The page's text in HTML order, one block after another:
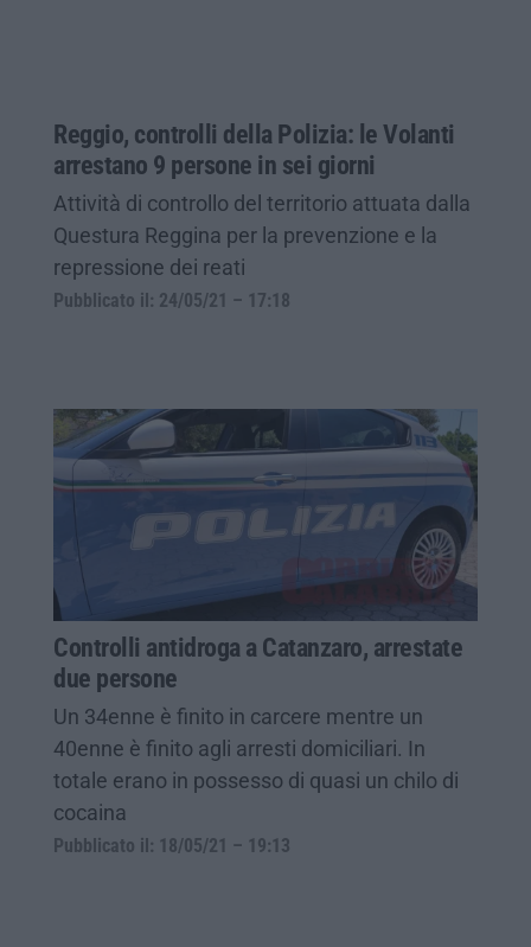
Reggio, controlli della Polizia: le Volanti
arrestano 9 persone in sei giorni
Attività di controllo del territorio attuata dalla
Questura Reggina per la prevenzione e la
repressione dei reati
Pubblicato il: 24/05/21 – 17:18
Controlli antidroga a Catanzaro, arrestate
due persone
Un 34enne è finito in carcere mentre un
40enne è finito agli arresti domiciliari. In
totale erano in possesso di quasi un chilo di
cocaina
Pubblicato il: 18/05/21 – 19:13